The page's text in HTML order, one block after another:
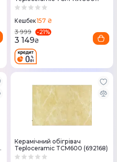
(бежевий)
Кешбек157 ₴
3 999
-21%
3 149₴
Керамічний обігрівач
Teploceramic TCM600 (692168)